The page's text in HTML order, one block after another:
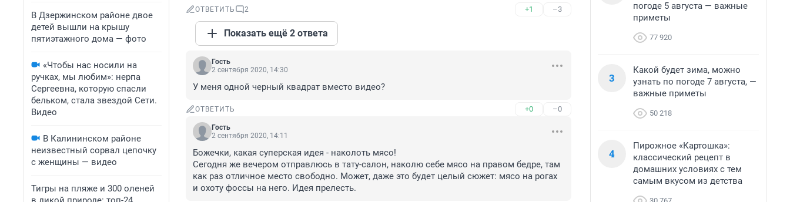
В Дзержинском районе двое
детей вышли на крышу
пятиэтажного дома — фото
«Чтобы нас носили на
ручках, мы любим»: нерпа
Сергеевна, которую спасли
бельком, стала звездой Сети.
Видео
В Калининском районе
неизвестный сорвал цепочку
с женщины — видео
Тигры на пляже и 300 оленей
ОТВЕТИТЬ 2 +1 –3
Показать ещё 2 ответа
Гость
2 сентября 2020, 14:30
У меня одной черный квадрат вместо видео?
ОТВЕТИТЬ +0 –0
Гость
2 сентября 2020, 14:11
Божечки, какая суперская идея - наколоть мясо!
Сегодня же вечером отправлюсь в тату-салон, наколю себе мясо на правом бедре, там
как раз отличное место свободно. Может, даже это будет целый сюжет: мясо на рогах
и охоту фоссы на него. Идея прелесть.
погоде 5 августа — важные
приметы
77 920
3
Какой будет зима, можно
узнать по погоде 7 августа, —
важные приметы
50 218
4
Пирожное «Картошка»:
классический рецепт в
домашних условиях с тем
самым вкусом из детства